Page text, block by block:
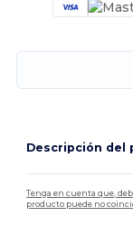
Descripción del
Tenga en cuenta que,
producto puede no